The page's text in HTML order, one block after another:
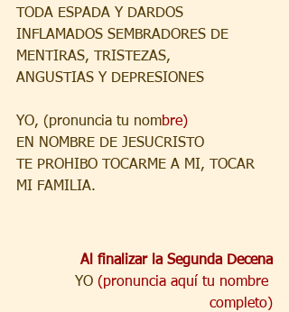
TODA ESPADA Y DARDOS
INFLAMADOS SEMBRADORES DE
MENTIRAS, TRISTEZAS,
ANGUSTIAS Y DEPRESIONES
YO, (pronuncia tu nombre)
EN NOMBRE DE JESUCRISTO
TE PROHIBO TOCARME A MI, TOCAR
MI FAMILIA.
Al finalizar la Segunda Decena
YO (pronuncia aquí tu nombre
completo)